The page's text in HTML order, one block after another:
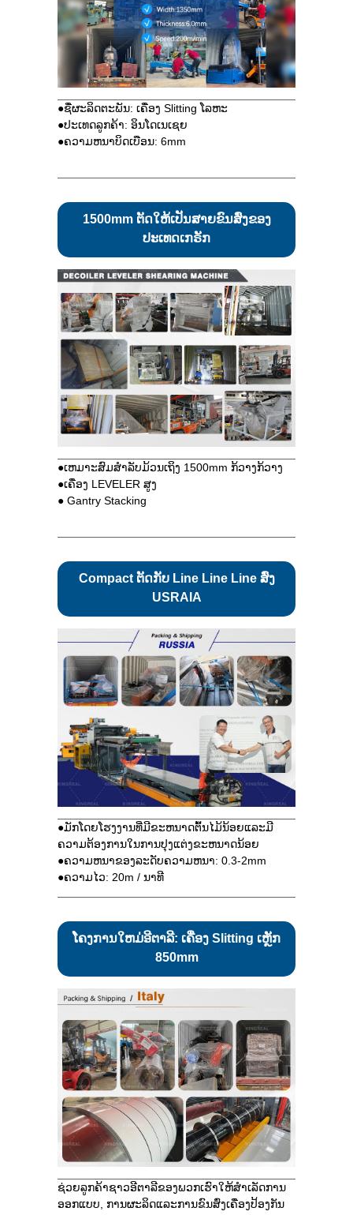
●ຊື່ຜະລິດຕະພັນ: ເຄື່ອງ Slitting ໂລຫະ
●ປະເທດລູກຄ້າ: ອິນໂດເນເຊຍ
●ຄວາມຫນາບິດເບືອນ: 6mm
1500mm ຕັດໃຫ້ເປັນສາຍຂົນສົ່ງຂອງ
ປະເທດເກຣັກ
●ເຫມາະສົມສໍາລັບມ້ວນເຖິງ 1500mm ກ້ວາງກ້ວາງ
●ເຄື່ອງ LEVELER ສູງ
● Gantry Stacking
Compact ຕັດກັບ Line Line Line ສົ່ງ
USRAIA
●ມັກໂດຍໂຮງງານທີ່ມີຂະຫນາດຕົ້ນໄມ້ນ້ອຍແລະມີ
ຄວາມຕ້ອງການໃນການປຸງແຕ່ງຂະຫນາດນ້ອຍ
●ຄວາມຫນາຂອງລະດັບຄວາມຫນາ: 0.3-2mm
●ຄວາມໄວ: 20m / ນາທີ
ໂຄງການໃຫມ່ອີຕາລີ: ເຄື່ອງ Slitting ເຫຼັກ
850mm
ຊ່ວຍລູກຄ້າຊາວອີຕາລີຂອງພວກເຮົາໃຫ້ສໍາເລັດການ
ອອກແບບ, ການຜະລິດແລະການຂົນສົ່ງເຄື່ອງປ້ອງກັນ